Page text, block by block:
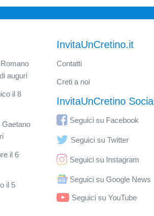
auguri
il 8
Gaetano
il 6
il 5
InvitaUnCretino.it
Contatti
Creti a noi
InvitaUnCretino Social
Seguici su Facebook
Seguici su Twitter
Seguici su Instagram
Seguici su Google News
Seguici su YouTube